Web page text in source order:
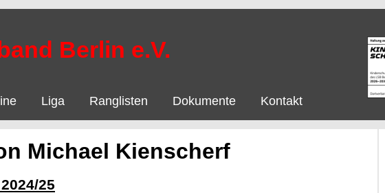
Berlin e.V.
Liga Ranglisten Dokumente Kontakt
Michael Kienscherf
25